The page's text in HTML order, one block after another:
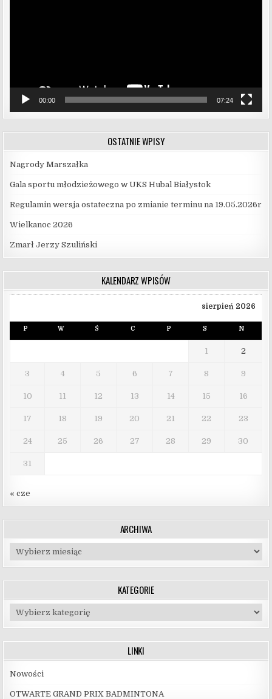
00:00 07:24
OSTATNIE WPISY
Nagrody Marszałka
Gala sportu młodzieżowego w UKS Hubal Białystok
Regulamin wersja ostateczna po zmianie terminu na 19.05.2026r
Wielkanoc 2026
Zmarł Jerzy Szuliński
KALENDARZ WPISÓW
sierpień 2026
P W Ś C P S N
1 2
3 4 5 6 7 8 9
10 11 12 13 14 15 16
17 18 19 20 21 22 23
24 25 26 27 28 29 30
31
« cze
ARCHIWA
Archiwa
KATEGORIE
Kategorie
LINKI
Nowości
OTWARTE GRAND PRIX BADMINTONA